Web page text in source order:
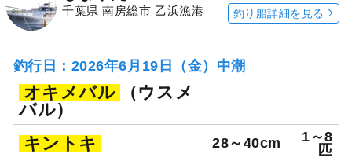
千葉県 南房総市 乙浜漁港 釣り船詳細を見る
釣行日：2026年6月19日（金）中潮
オキメバル
（ウスメ
バル）
キントキ
28～40cm
1～8
匹